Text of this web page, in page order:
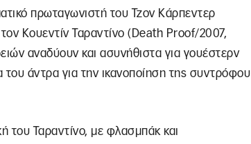
πρωταγωνιστή του Τζον Κάρπεντερ
Κουεντίν Ταραντίνο (Death Proof/2007,
αναδύουν και ασυνήθιστα για γουέστερν
άντρα για την ικανοποίηση της συντρόφου
του Ταραντίνο, με φλασμπάκ και